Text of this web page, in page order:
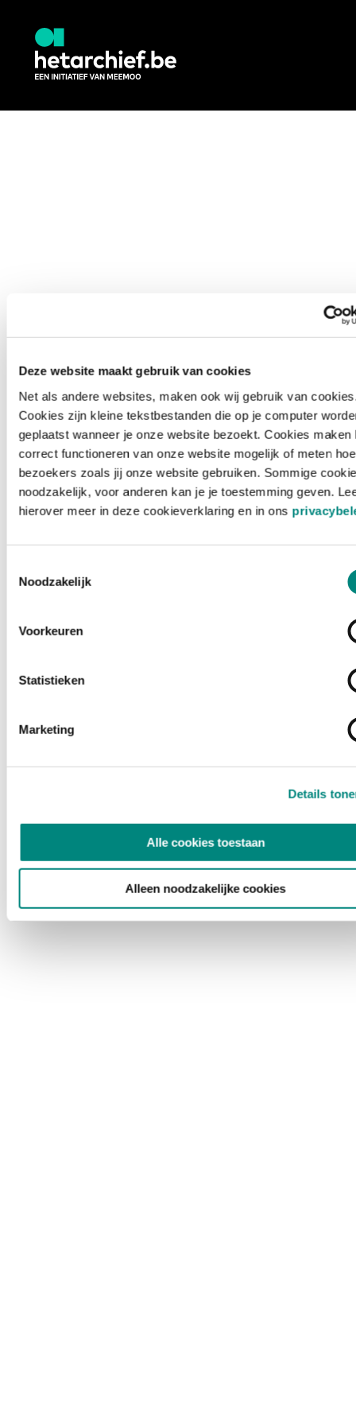
Deze website maakt gebruik van cookies
Net als andere websites, maken ook wij gebruik van
Cookies zijn kleine tekstbestanden die op je computer
geplaatst wanneer je onze website bezoekt. Cookies maken
correct functioneren van onze website mogelijk of meten hoe
bezoekers zoals jij onze website gebruiken. Sommige
noodzakelijk, voor anderen kan je je toestemming geven.
hierover meer in deze cookieverklaring en in ons
Noodzakelijk
Voorkeuren
Statistieken
Marketing
Details
Alle cookies toestaan
Alleen noodzakelijke cookies